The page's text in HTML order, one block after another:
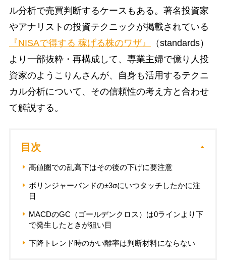
ル分析で売買判断するケースもある。著名投資家
やアナリストの投資テクニックが掲載されている
『NISAで得する 稼げる株のワザ』
（standards）
より一部抜粋・再構成して、専業主婦で億り人投
資家のようこりんさんが、自身も活用するテクニ
カル分析について、その信頼性の考え方と合わせ
て解説する。
目次
高値圏での乱高下はその後の下げに要注意
ボリンジャーバンドの±3σにいつタッチしたかに注
目
MACDのGC（ゴールデンクロス）は0ラインより下
で発生したときが狙い目
下降トレンド時のかい離率は判断材料にならない